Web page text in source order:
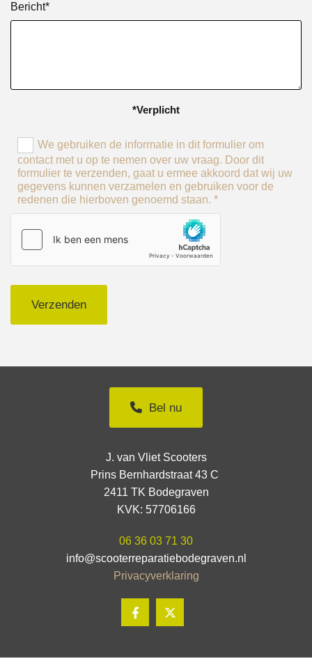
Bericht*
*Verplicht
We gebruiken de informatie in dit formulier om
contact met u op te nemen over uw vraag. Door dit
formulier te verzenden, gaat u ermee akkoord dat wij uw
gegevens kunnen verzamelen en gebruiken voor de
redenen die hierboven genoemd staan. *
Bel nu
J. van Vliet Scooters
Prins Bernhardstraat 43 C
2411 TK Bodegraven
KVK: 57706166
06 36 03 71 30
info@scooterreparatiebodegraven.nl
Privacyverklaring